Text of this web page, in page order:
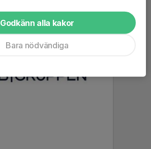
Godkänn alla kakor
Bara nödvändiga